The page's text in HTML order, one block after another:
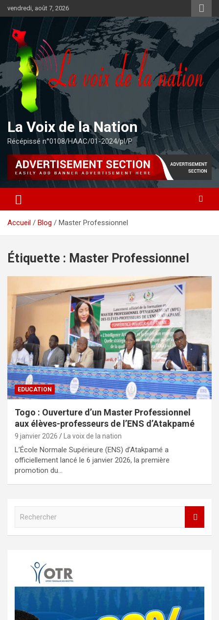
au
contenu
vendredi, août 7, 2026
La Voix de la Nation
Récépissé n°0108/HAAC/01-2024/pl/P
Accueil Blog Master Professionnel
Étiquette : Master Professionnel
EDUCATION
Togo : Ouverture d’un Master Professionnel
aux élèves-professeurs de l’ENS d’Atakpamé
9 janvier 2026 La voix de la nation
L’École Normale Supérieure (ENS) d’Atakpamé a
officiellement lancé le 6 janvier 2026, la première
promotion du…